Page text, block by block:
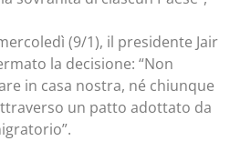
(9/1), il presidente Jair
la decisione: “Non
in casa nostra, né chiunque
un patto adottato da